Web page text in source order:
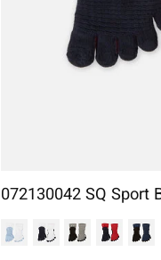
072130042 SQ Sport